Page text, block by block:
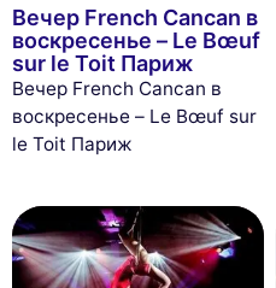
Вечер French Cancan в
воскресенье – Le Bœuf
sur le Toit Париж
Вечер French Cancan в
воскресенье – Le Bœuf sur
le Toit Париж